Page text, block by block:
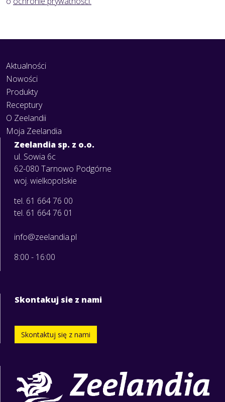
Aktualności
Nowości
Produkty
Receptury
O Zeelandii
Moja Zeelandia
Zeelandia sp. z o.o.
ul. Sowia 6c
62-080 Tarnowo Podgórne
woj. wielkopolskie
tel. 61 664 76 00
tel. 61 664 76 01
info@zeelandia.pl
8:00 - 16:00
Skontakuj sie z nami
Skontaktuj się z nami